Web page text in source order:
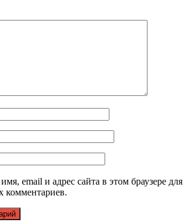
email и адрес сайта в этом браузере для
комментариев.